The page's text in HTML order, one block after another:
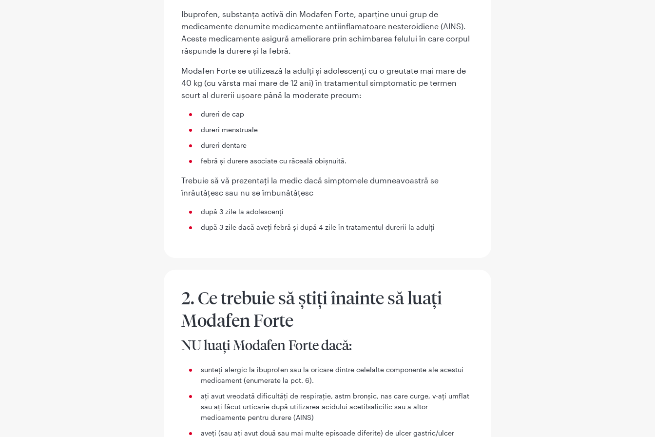
Ibuprofen, substanța activă din Modafen Forte, aparține unui grup de
medicamente denumite medicamente antiinflamatoare nesteroidiene (AINS).
Aceste medicamente asigură ameliorare prin schimbarea felului în care corpul
răspunde la durere și la febră.
Modafen Forte se utilizează la adulți și adolescenți cu o greutate mai mare de
40 kg (cu vârsta mai mare de 12 ani) în tratamentul simptomatic pe termen
scurt al durerii ușoare până la moderate precum:
dureri de cap
dureri menstruale
dureri dentare
febră şi durere asociate cu răceală obişnuită.
Trebuie să vă prezentaţi la medic dacă simptomele dumneavoastră se
înrăutăţesc sau nu se îmbunătăţesc
după 3 zile la adolescenţi
după 3 zile dacă aveți febră şi după 4 zile în tratamentul durerii la adulţi
2. Ce trebuie să știți înainte să luați
Modafen Forte
NU luați Modafen Forte dacă:
sunteţi alergic la ibuprofen sau la oricare dintre celelalte componente ale acestui
medicament (enumerate la pct. 6).
aţi avut vreodată dificultăţi de respiraţie, astm bronşic, nas care curge, v-ați umflat
sau ați făcut urticarie după utilizarea acidului acetilsalicilic sau a altor
medicamente pentru durere (AINS)
aveţi (sau aţi avut două sau mai multe episoade diferite) de ulcer gastric/ulcer